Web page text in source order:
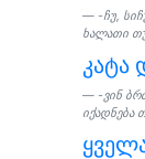
-ჩუ,
ხალათი
კატა
-ვინ
იქადნება